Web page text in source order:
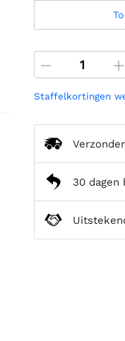
Staffelkortingen
30 dagen